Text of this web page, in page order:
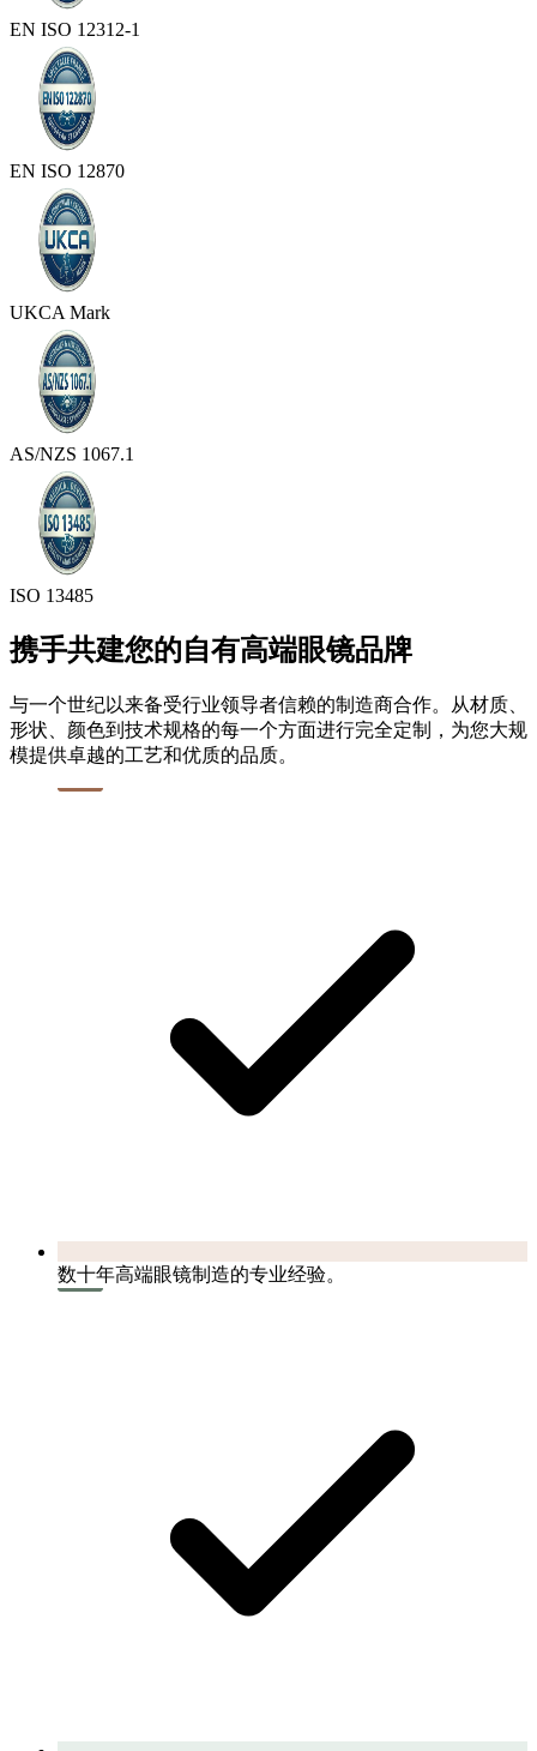
EN ISO 12312-1
EN ISO 12870
UKCA Mark
AS/NZS 1067.1
ISO 13485
携手共建您的自有高端眼镜品牌
与一个世纪以来备受行业领导者信赖的制造商合作。从材质、
形状、颜色到技术规格的每一个方面进行完全定制，为您大规
模提供卓越的工艺和优质的品质。
数十年高端眼镜制造的专业经验。